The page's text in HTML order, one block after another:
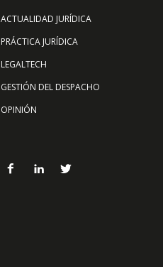
ACTUALIDAD JURÍDICA
PRÁCTICA JURÍDICA
LEGALTECH
GESTIÓN DEL DESPACHO
OPINIÓN